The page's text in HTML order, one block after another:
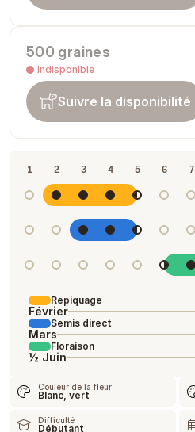
500 graines
Indisponible
Suivre la disponibilité
1 2 3 4 5 6 7
Repiquage
Février
Semis direct
Mars
Floraison
½ Juin
Couleur de la fleur
Blanc, vert
Difficulté
Débutant